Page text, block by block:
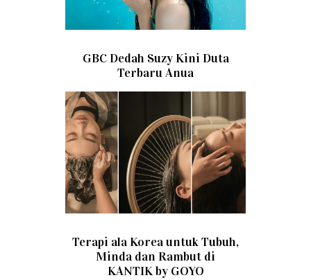
GBC Dedah Suzy Kini Duta
Terbaru Anua
Terapi ala Korea untuk Tubuh,
Minda dan Rambut di
KANTIK by GOYO